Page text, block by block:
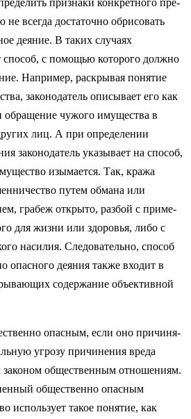
не всегда достаточно обрисовать
деяние. В таких случаях
способ, с помощью которого должно
Например, раскрывая понятие
законодатель описывает его как
обращение чужого имущества в
лиц. А при определении
законодатель указывает на способ,
изымает­ся. Так, кража
путем обмана или
грабеж открыто, разбой с приме­
для жизни или здоровья, либо с
насилия. Следовательно, способ
опасного деяния также входит в
содержание объективной
опасным, если оно причиня­
угрозу причинения вреда
общественным отношениям.
общественно опасным
использует такое понятие, как